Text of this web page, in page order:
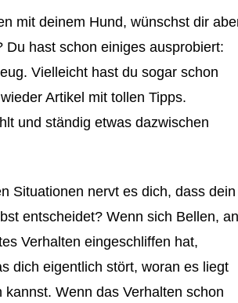
mit deinem Hund, wünschst dir
hast schon einiges ausprobiert:
Vielleicht hast du sogar schon
Artikel mit tollen Tipps.
und ständig etwas dazwischen
Situationen nervt es dich, dass dein
entscheidet? Wenn sich Bellen,
Verhalten eingeschliffen hat,
dich eigentlich stört, woran es liegt
Wenn das Verhalten schon